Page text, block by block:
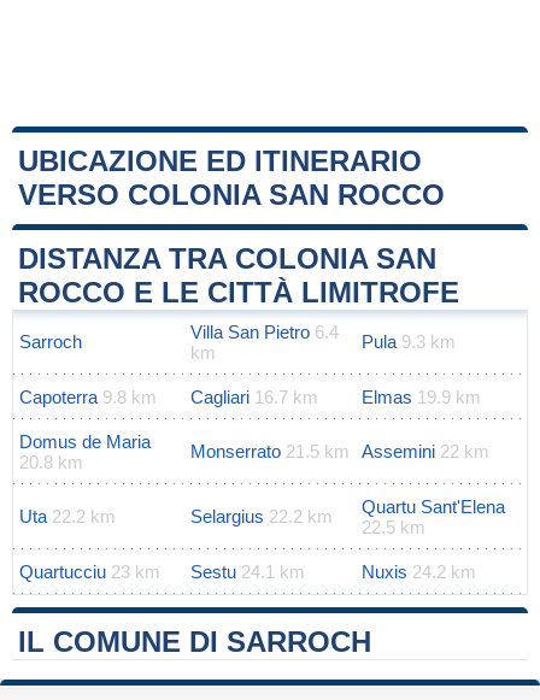
UBICAZIONE ED ITINERARIO
VERSO COLONIA SAN ROCCO
+
−
Leaflet|Map data © OpenStreetMapcontributors
DISTANZA TRA COLONIA SAN
ROCCO E LE CITTÀ LIMITROFE
Sarroch Villa San Pietro 6.4
km
Pula 9.3 km
Capoterra 9.8 km Cagliari 16.7 km Elmas 19.9 km
Domus de Maria
20.8 km
Monserrato 21.5 km Assemini 22 km
Uta 22.2 km Selargius 22.2 km
Quartu Sant'Elena
22.5 km
Quartucciu 23 km Sestu 24.1 km Nuxis 24.2 km
IL COMUNE DI SARROCH